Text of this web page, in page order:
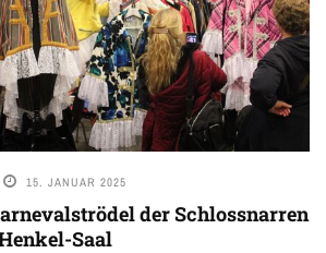
15. JANUAR 2025
der Schlossnarren
Saal